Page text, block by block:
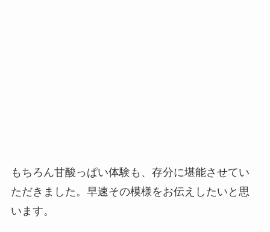
もちろん甘酸っぱい体験も、存分に堪能させてい
ただきました。早速その模様をお伝えしたいと思
います。